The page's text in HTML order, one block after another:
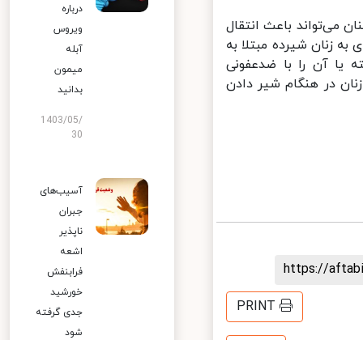
باعث انتقال
زنان شیرده مبتلا به
آن را با ضدعفونی
زنان در هنگام شیر دادن
https://
PRINT
درباره
ویروس
آبله
میمون
بدانید
1403/05/
30
آسیب‌های
جبران
ناپذیر
اشعه
فرابنفش
خورشید
جدی گرفته
شود